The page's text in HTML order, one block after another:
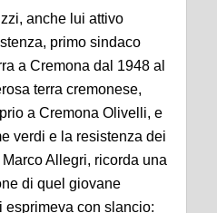
anche lui attivo
primo sindaco
a Cremona dal 1948 al
terra cremonese,
a Cremona Olivelli, e
verdi e la resistenza dei
Allegri, ricorda una
di quel giovane
esprimeva con slancio: